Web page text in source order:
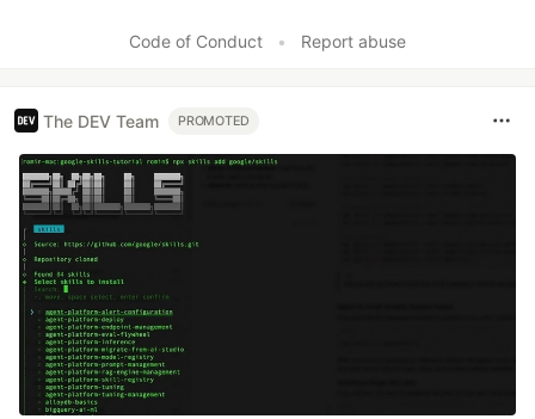
Code of Conduct • Report abuse
The DEV Team PROMOTED